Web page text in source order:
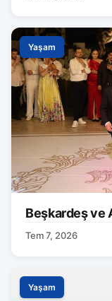
Yaşam
Beşkardeş ve
Tem 7, 2026
Yaşam